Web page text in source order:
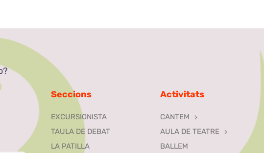
Seccions
EXCURSIONISTA
TAULA DE DEBAT
LA PATILLA
Activitats
CANTEM
AULA DE TEATRE
BALLEM